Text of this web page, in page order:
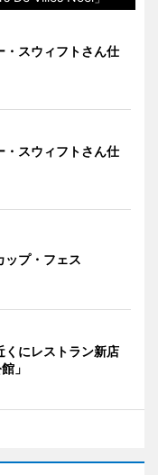
・スウィフトさん仕
・スウィフトさん仕
ップ・フェス
くにレストラン新店
」